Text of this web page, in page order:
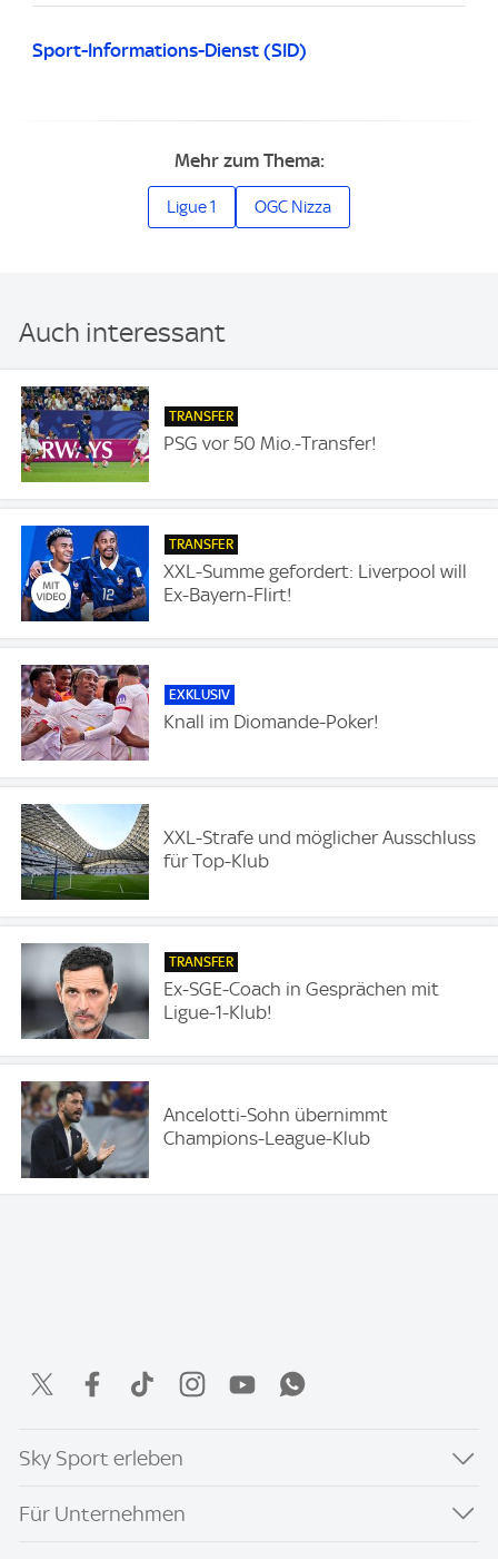
Sport-Informations-Dienst (SID)
Mehr zum Thema:
Ligue 1 OGC Nizza
Auch interessant
TRANSFER
PSG vor 50 Mio.-Transfer!
TRANSFER
XXL-Summe gefordert: Liverpool will
Ex-Bayern-Flirt!
EXKLUSIV
Knall im Diomande-Poker!
XXL-Strafe und möglicher Ausschluss
für Top-Klub
TRANSFER
Ex-SGE-Coach in Gesprächen mit
Ligue-1-Klub!
Ancelotti-Sohn übernimmt
Champions-League-Klub
Sky Sport erleben
Für Unternehmen